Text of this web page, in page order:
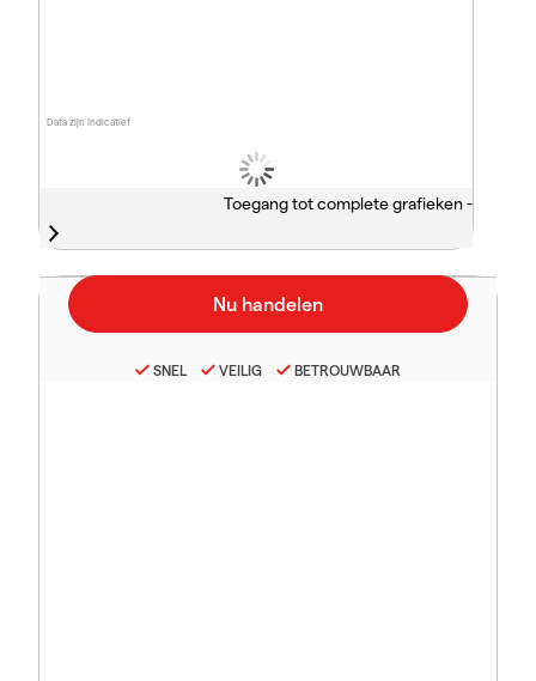
Data zijn indicatief
Toegang tot complete grafieken -
SNEL VEILIG BETROUWBAAR